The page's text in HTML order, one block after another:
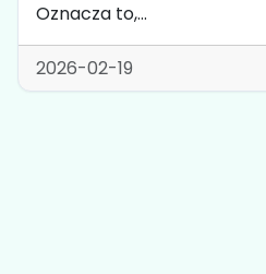
Oznacza to,...
2026-02-19